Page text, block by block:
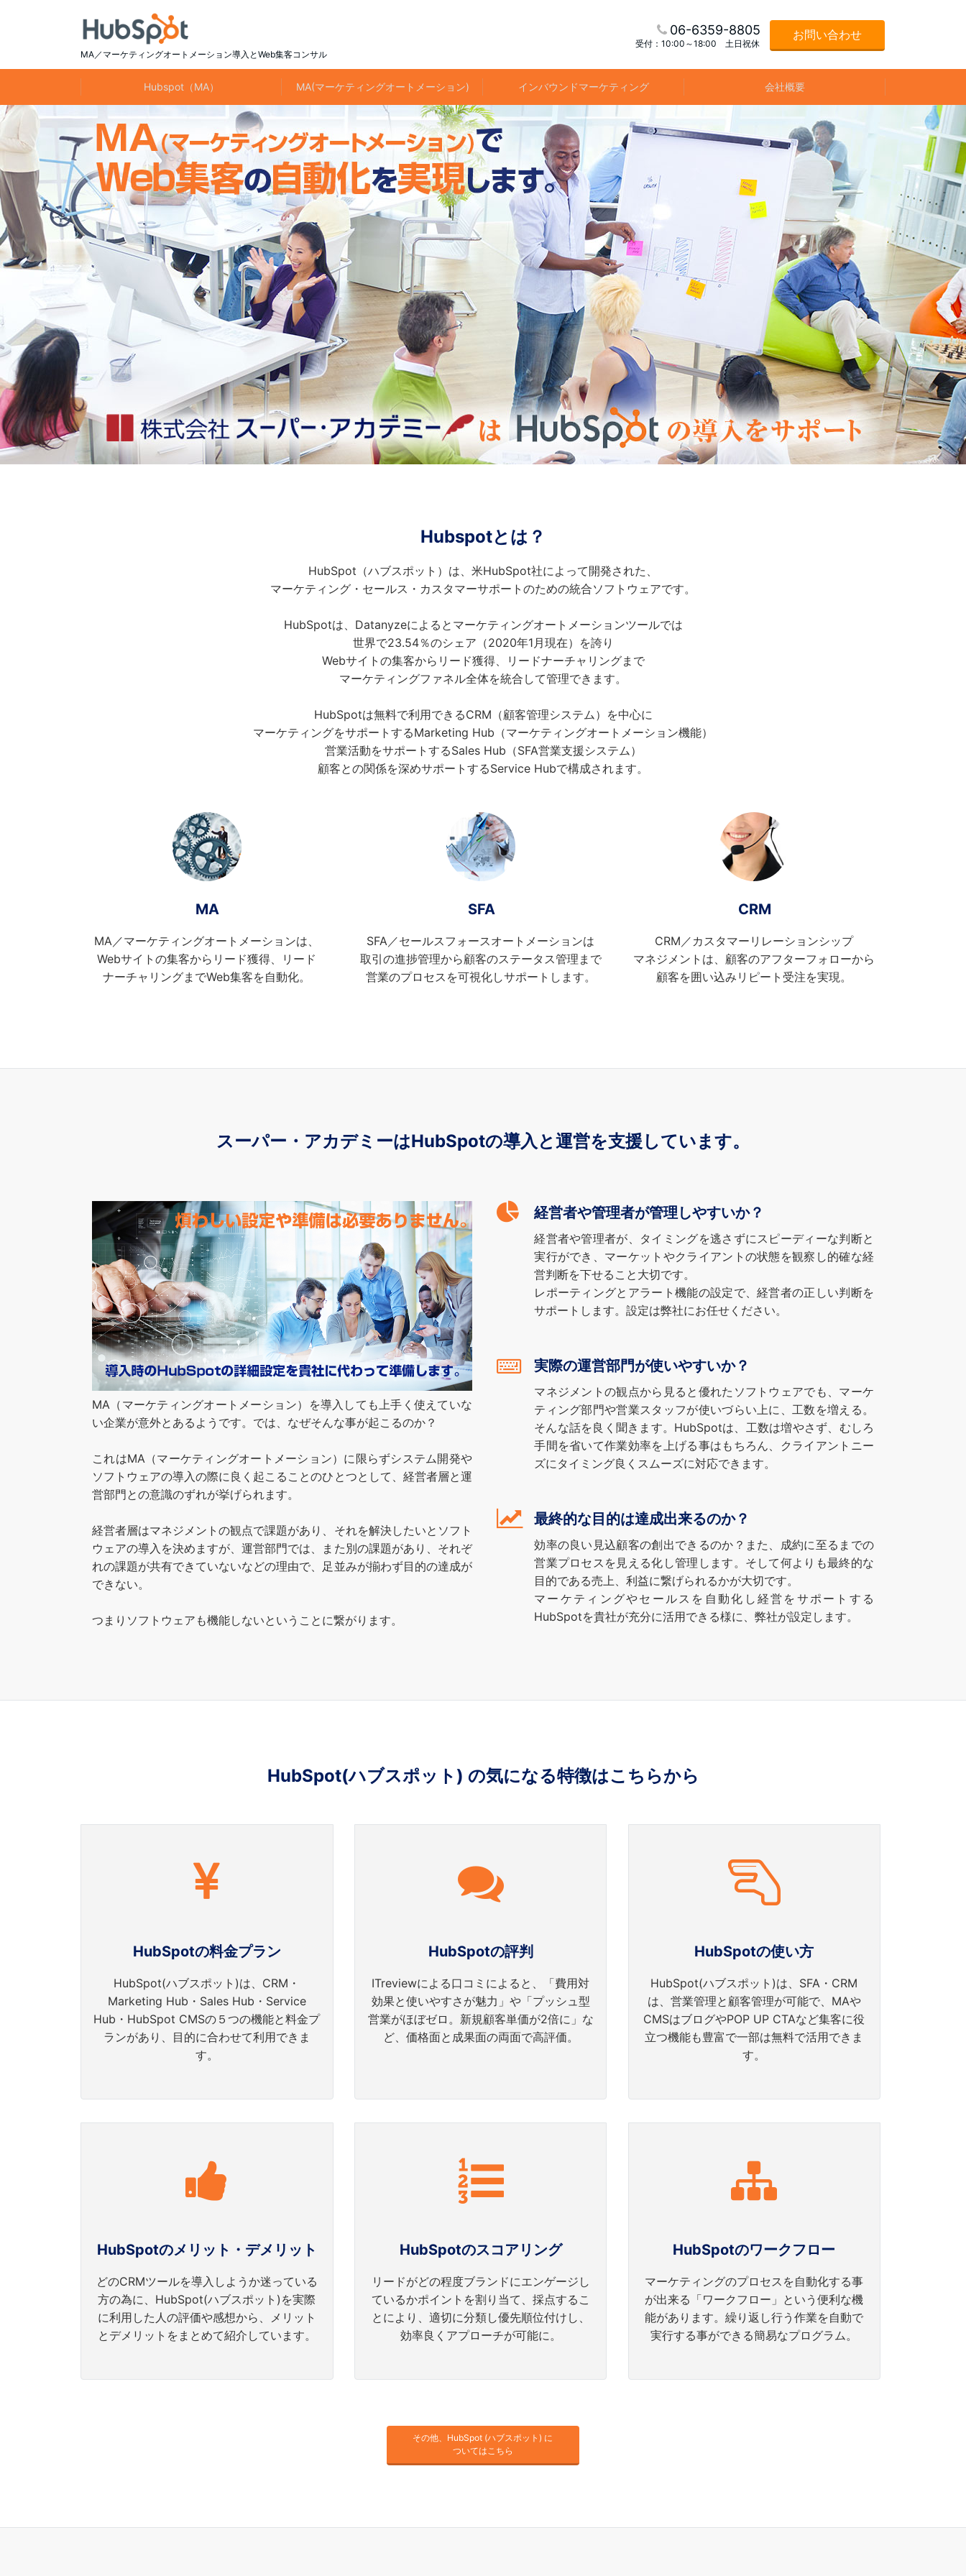
MA／マーケティングオートメーション導入とWeb集客コンサル
06-6359-8805
受付：10:00～18:00 土日祝休
お問い合わせ
Hubspot（MA） MA(マーケティングオートメーション) インバウンドマーケティング 会社概要
Hubspotとは？
HubSpot（ハブスポット）は、米HubSpot社によって開発された、
マーケティング・セールス・カスタマーサポートのための統合ソフトウェアです。
HubSpotは、Datanyzeによるとマーケティングオートメーションツールでは
世界で23.54％のシェア（2020年1月現在）を誇り
Webサイトの集客からリード獲得、リードナーチャリングまで
マーケティングファネル全体を統合して管理できます。
HubSpotは無料で利用できるCRM（顧客管理システム）を中心に
マーケティングをサポートするMarketing Hub（マーケティングオートメーション機能）
営業活動をサポートするSales Hub（SFA営業支援システム）
顧客との関係を深めサポートするService Hubで構成されます。
MA
MA／マーケティングオートメーションは、
Webサイトの集客からリード獲得、リード
ナーチャリングまでWeb集客を自動化。
SFA
SFA／セールスフォースオートメーションは
取引の進捗管理から顧客のステータス管理まで
営業のプロセスを可視化しサポートします。
CRM
CRM／カスタマーリレーションシップ
マネジメントは、顧客のアフターフォローから
顧客を囲い込みリピート受注を実現。
スーパー・アカデミーはHubSpotの導入と運営を支援しています。
MA（マーケティングオートメーション）を導入しても上手く使えていな
い企業が意外とあるようです。では、なぜそんな事が起こるのか？
これはMA（マーケティングオートメーション）に限らずシステム開発や
ソフトウェアの導入の際に良く起こることのひとつとして、経営者層と運
営部門との意識のずれが挙げられます。
経営者層はマネジメントの観点で課題があり、それを解決したいとソフト
ウェアの導入を決めますが、運営部門では、また別の課題があり、それぞ
れの課題が共有できていないなどの理由で、足並みが揃わず目的の達成が
できない。
つまりソフトウェアも機能しないということに繋がります。
経営者や管理者が管理しやすいか？
経営者や管理者が、タイミングを逃さずにスピーディーな判断と
実行ができ、マーケットやクライアントの状態を観察し的確な経
営判断を下せること大切です。
レポーティングとアラート機能の設定で、経営者の正しい判断を
サポートします。設定は弊社にお任せください。
実際の運営部門が使いやすいか？
マネジメントの観点から見ると優れたソフトウェアでも、マーケ
ティング部門や営業スタッフが使いづらい上に、工数を増える。
そんな話を良く聞きます。HubSpotは、工数は増やさず、むしろ
手間を省いて作業効率を上げる事はもちろん、クライアントニー
ズにタイミング良くスムーズに対応できます。
最終的な目的は達成出来るのか？
効率の良い見込顧客の創出できるのか？また、成約に至るまでの
営業プロセスを見える化し管理します。そして何よりも最終的な
目的である売上、利益に繋げられるかが大切です。
マーケティングやセールスを自動化し経営をサポートする
HubSpotを貴社が充分に活用できる様に、弊社が設定します。
HubSpot(ハブスポット) の気になる特徴はこちらから
HubSpotの料金プラン
HubSpot(ハブスポット)は、CRM・
Marketing Hub・Sales Hub・Service
Hub・HubSpot CMSの５つの機能と料金プ
ランがあり、目的に合わせて利用できま
す。
HubSpotの評判
ITreviewによる口コミによると、「費用対
効果と使いやすさが魅力」や「プッシュ型
営業がほぼゼロ。新規顧客単価が2倍に」な
ど、価格面と成果面の両面で高評価。
HubSpotの使い方
HubSpot(ハブスポット)は、SFA・CRM
は、営業管理と顧客管理が可能で、MAや
CMSはブログやPOP UP CTAなど集客に役
立つ機能も豊富で一部は無料で活用できま
す。
HubSpotのメリット・デメリット
どのCRMツールを導入しようか迷っている
方の為に、HubSpot(ハブスポット)を実際
に利用した人の評価や感想から、メリット
とデメリットをまとめて紹介しています。
HubSpotのスコアリング
リードがどの程度ブランドにエンゲージし
ているかポイントを割り当て、採点するこ
とにより、適切に分類し優先順位付けし、
効率良くアプローチが可能に。
HubSpotのワークフロー
マーケティングのプロセスを自動化する事
が出来る「ワークフロー」という便利な機
能があります。繰り返し行う作業を自動で
実行する事ができる簡易なプログラム。
その他、HubSpot (ハブスポット) に
ついてはこちら